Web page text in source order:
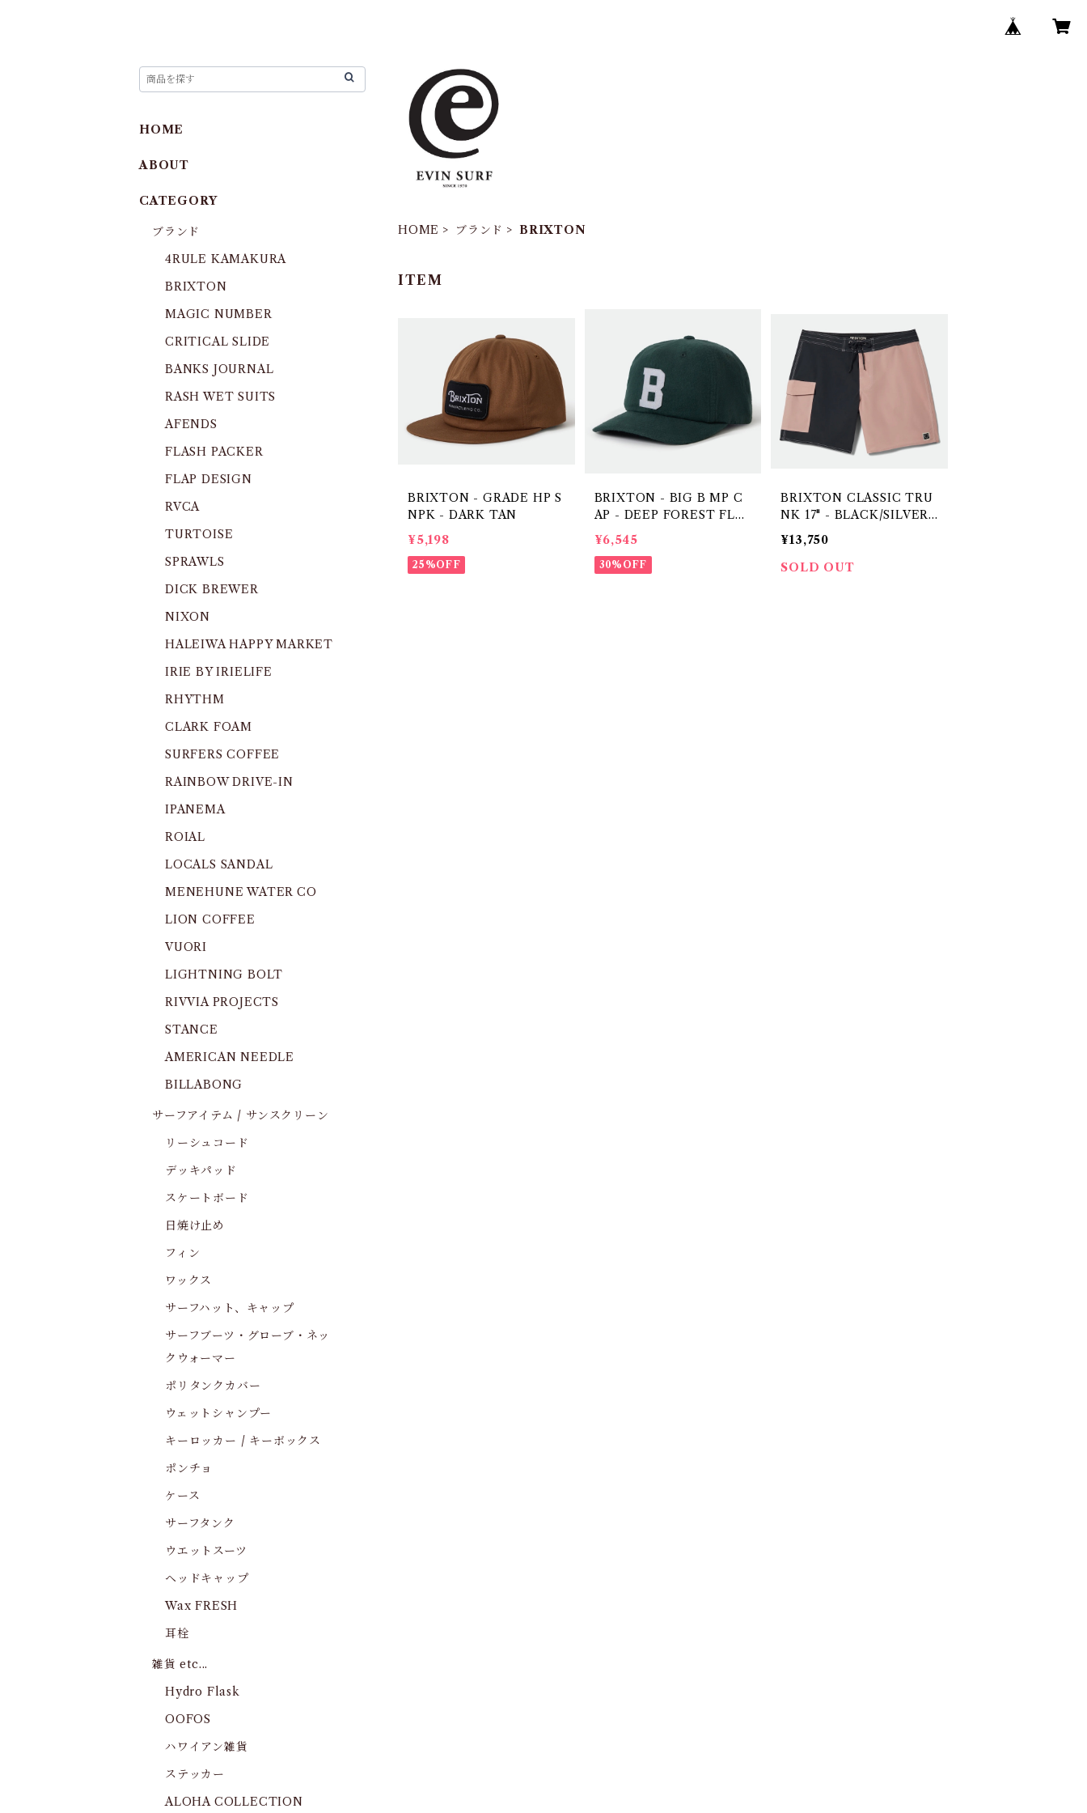
HOME ブランド BRIXTON
ITEM
BRIXTON - GRADE HP S
NPK - DARK TAN
¥5,198
25%OFF
BRIXTON - BIG B MP C
AP - DEEP FOREST FLA
NNEL
¥6,545
30%OFF
BRIXTON CLASSIC TRU
NK 17" - BLACK/SILVER
PINK
¥13,750
SOLD OUT
HOME
ABOUT
CATEGORY
ブランド
4RULE KAMAKURA
BRIXTON
MAGIC NUMBER
CRITICAL SLIDE
BANKS JOURNAL
RASH WET SUITS
AFENDS
FLASH PACKER
FLAP DESIGN
RVCA
TURTOISE
SPRAWLS
DICK BREWER
NIXON
HALEIWA HAPPY MARKET
IRIE BY IRIELIFE
RHYTHM
CLARK FOAM
SURFERS COFFEE
RAINBOW DRIVE-IN
IPANEMA
ROIAL
LOCALS SANDAL
MENEHUNE WATER CO
LION COFFEE
VUORI
LIGHTNING BOLT
RIVVIA PROJECTS
STANCE
AMERICAN NEEDLE
BILLABONG
サーフアイテム / サンスクリーン
リーシュコード
デッキパッド
スケートボード
日焼け止め
フィン
ワックス
サーフハット、キャップ
サーフブーツ・グローブ・ネッ
クウォーマー
ポリタンクカバー
ウェットシャンプー
キーロッカー / キーボックス
ポンチョ
ケース
サーフタンク
ウエットスーツ
ヘッドキャップ
Wax FRESH
耳栓
雑貨 etc...
Hydro Flask
OOFOS
ハワイアン雑貨
ステッカー
ALOHA COLLECTION